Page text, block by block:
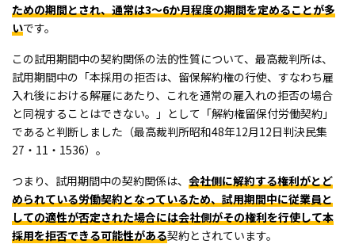
ための期間とされ、通常は3～6か月程度の期間を定めることが多
いです。
この試用期間中の契約関係の法的性質について、最高裁判所は、
試用期間中の「本採用の拒否は、留保解約権の行使、すなわち雇
入れ後における解雇にあたり、これを通常の雇入れの拒否の場合
と同視することはできない。」として「解約権留保付労働契約」
であると判断しました（最高裁判所昭和48年12月12日判決民集
27・11・1536）。
つまり、試用期間中の契約関係は、 会社側に解約する権利がとど
められている労働契約となっているため、試用期間中に従業員と
しての適性が否定された場合には会社側がその権利を行使して本
採用を拒否できる可能性がある契約とされています。